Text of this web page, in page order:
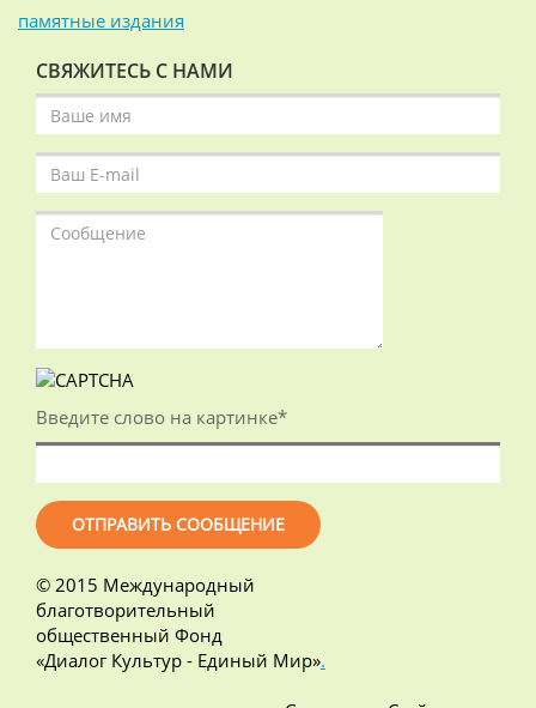
памятные издания
СВЯЖИТЕСЬ С НАМИ
Введите слово на картинке*
© 2015 Международный
благотворительный
общественный Фонд
«Диалог Культур - Единый Мир».